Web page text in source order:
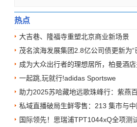
热点
大吉巷、隆福寺重塑北京商业新场景
茂名滨海发展集团2.8亿公司债更新为“
成为大众出行者的理想居所，柏曼酒
一起跳,玩就行!adidas Sportswe
助力2025苏哈藏地远歌珠峰行：紫燕
私域直播破局生鲜零售：213 集市与
国际领先！思瑞浦TPT1044xQ全项测